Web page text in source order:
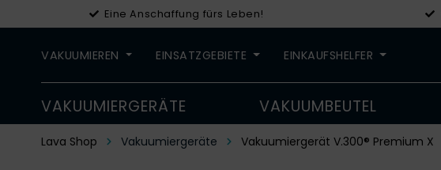
Eine Anschaffung fürs Leben!
VAKUUMIEREN EINSATZGEBIETE EINKAUFSHELFER
VAKUUMIERGERÄTE VAKUUMBEUTEL
Lava Shop Vakuumiergeräte Vakuumiergerät V.300® Premium X